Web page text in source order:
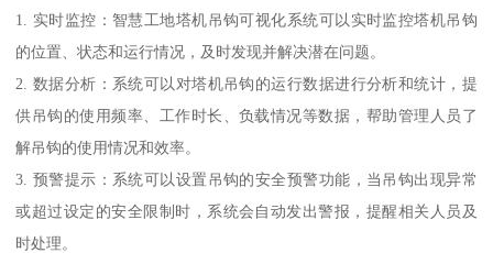
1. 实时监控：智慧工地塔机吊钩可视化系统可以实时监控塔机吊钩
的位置、状态和运行情况，及时发现并解决潜在问题。
2. 数据分析：系统可以对塔机吊钩的运行数据进行分析和统计，提
供吊钩的使用频率、工作时长、负载情况等数据，帮助管理人员了
解吊钩的使用情况和效率。
3. 预警提示：系统可以设置吊钩的安全预警功能，当吊钩出现异常
或超过设定的安全限制时，系统会自动发出警报，提醒相关人员及
时处理。